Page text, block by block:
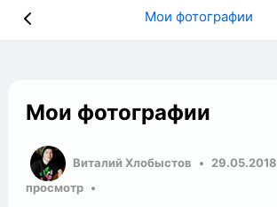
Мои фотографии
Мои фотографии
Виталий Хлобыстов 29.05.2018
просмотр